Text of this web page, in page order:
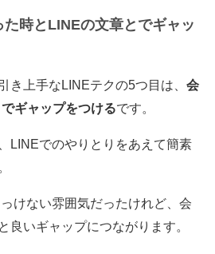
時とLINEの文章とでギャッ
き上手なLINEテクの5つ目は、 会
ギャップをつけるです。
LINEでのやりとりをあえて簡素
けない雰囲気だったけれど、会
良いギャップにつながります。